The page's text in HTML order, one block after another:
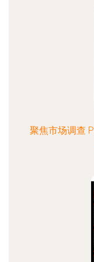
聚焦市场调查